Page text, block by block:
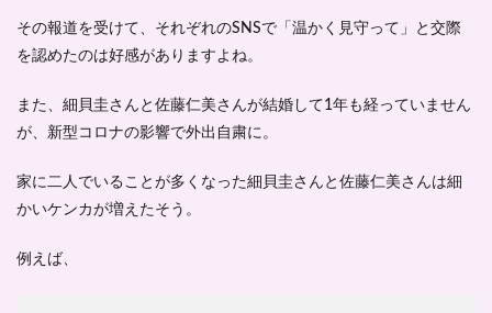
声優
と活
躍
-ま
と
め-
その報道を受けて、それぞれのSNSで「温かく見守って」と交際
を認めたのは好感がありますよね。
また、細貝圭さんと佐藤仁美さんが結婚して1年も経っていません
が、新型コロナの影響で外出自粛に。
家に二人でいることが多くなった細貝圭さんと佐藤仁美さんは細
かいケンカが増えたそう。
例えば、